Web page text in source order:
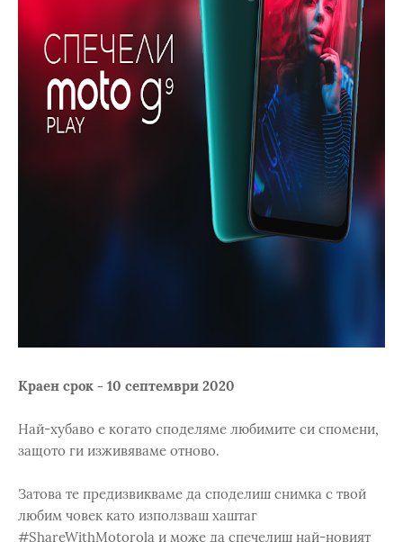
Краен срок - 10 септември 2020
Най-хубаво е когато споделяме любимите си спомени,
защото ги изживяваме отново.
Затова те предизвикваме да споделиш снимка с твой
любим човек като използваш хаштаг
#ShareWithMotorola и може да спечелиш най-новият